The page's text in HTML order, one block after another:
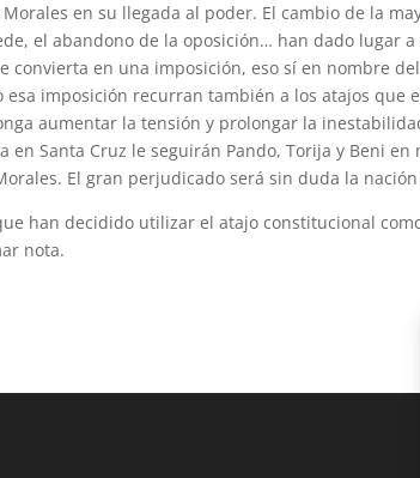
en su llegada al poder. El cambio de la
el abandono de la oposición… han dado lugar
convierta en una imposición, eso sí en nombre
imposición recurran también a los atajos que
aumentar la tensión y prolongar la
Santa Cruz le seguirán Pando, Torija y Beni en
El gran perjudicado será sin duda la
han decidido utilizar el atajo constitucional
nota.